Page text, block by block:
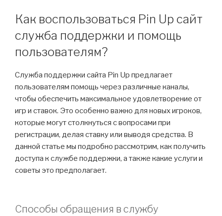
Как воспользоваться Pin Up сайт
служба поддержки и помощь
пользователям?
Служба поддержки сайта Pin Up предлагает
пользователям помощь через различные каналы,
чтобы обеспечить максимальное удовлетворение от
игр и ставок. Это особенно важно для новых игроков,
которые могут столкнуться с вопросами при
регистрации, делая ставку или выводя средства. В
данной статье мы подробно рассмотрим, как получить
доступа к службе поддержки, а также какие услуги и
советы это предполагает.
Способы обращения в службу